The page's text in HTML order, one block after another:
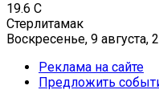
19.6 C
Стерлитамак
Воскресенье, 9 августа,
Реклама на сайте
Предложить